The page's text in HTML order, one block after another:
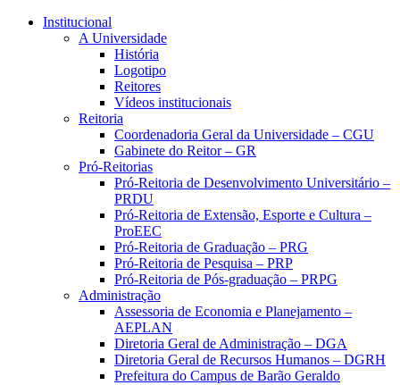
Institucional
A Universidade
História
Logotipo
Reitores
Vídeos institucionais
Reitoria
Coordenadoria Geral da Universidade – CGU
Gabinete do Reitor – GR
Pró-Reitorias
Pró-Reitoria de Desenvolvimento Universitário –
PRDU
Pró-Reitoria de Extensão, Esporte e Cultura –
ProEEC
Pró-Reitoria de Graduação – PRG
Pró-Reitoria de Pesquisa – PRP
Pró-Reitoria de Pós-graduação – PRPG
Administração
Assessoria de Economia e Planejamento –
AEPLAN
Diretoria Geral de Administração – DGA
Diretoria Geral de Recursos Humanos – DGRH
Prefeitura do Campus de Barão Geraldo